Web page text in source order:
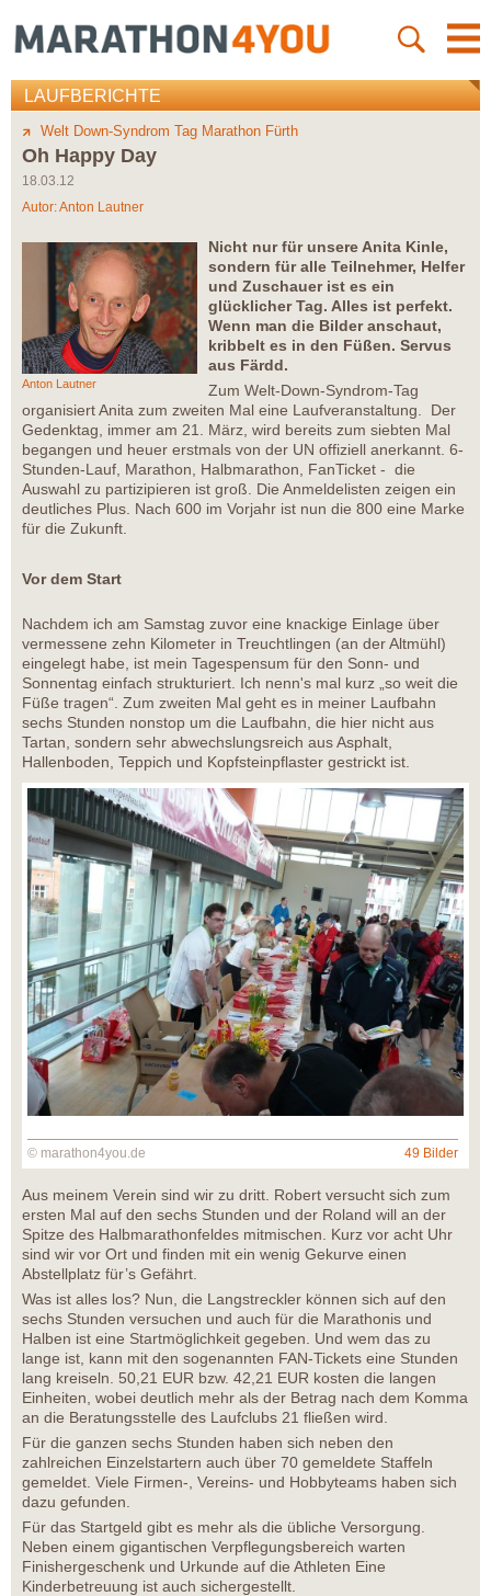
LAUFBERICHTE
Welt Down-Syndrom Tag Marathon Fürth
Oh Happy Day
18.03.12
Autor:Anton Lautner
Anton Lautner
Nicht nur für unsere Anita Kinle,
sondern für alle Teilnehmer, Helfer
und Zuschauer ist es ein
glücklicher Tag. Alles ist perfekt.
Wenn man die Bilder anschaut,
kribbelt es in den Füßen. Servus
aus Färdd.
Zum Welt-Down-Syndrom-Tag
organisiert Anita zum zweiten Mal eine Laufveranstaltung. Der
Gedenktag, immer am 21. März, wird bereits zum siebten Mal
begangen und heuer erstmals von der UN offiziell anerkannt. 6-
Stunden-Lauf, Marathon, Halbmarathon, FanTicket - die
Auswahl zu partizipieren ist groß. Die Anmeldelisten zeigen ein
deutliches Plus. Nach 600 im Vorjahr ist nun die 800 eine Marke
für die Zukunft.
Vor dem Start
Nachdem ich am Samstag zuvor eine knackige Einlage über
vermessene zehn Kilometer in Treuchtlingen (an der Altmühl)
eingelegt habe, ist mein Tagespensum für den Sonn- und
Sonnentag einfach strukturiert. Ich nenn's mal kurz „so weit die
Füße tragen“. Zum zweiten Mal geht es in meiner Laufbahn
sechs Stunden nonstop um die Laufbahn, die hier nicht aus
Tartan, sondern sehr abwechslungsreich aus Asphalt,
Hallenboden, Teppich und Kopfsteinpflaster gestrickt ist.
© marathon4you.de 49 Bilder
Aus meinem Verein sind wir zu dritt. Robert versucht sich zum
ersten Mal auf den sechs Stunden und der Roland will an der
Spitze des Halbmarathonfeldes mitmischen. Kurz vor acht Uhr
sind wir vor Ort und finden mit ein wenig Gekurve einen
Abstellplatz für’s Gefährt.
Was ist alles los? Nun, die Langstreckler können sich auf den
sechs Stunden versuchen und auch für die Marathonis und
Halben ist eine Startmöglichkeit gegeben. Und wem das zu
lange ist, kann mit den sogenannten FAN-Tickets eine Stunden
lang kreiseln. 50,21 EUR bzw. 42,21 EUR kosten die langen
Einheiten, wobei deutlich mehr als der Betrag nach dem Komma
an die Beratungsstelle des Laufclubs 21 fließen wird.
Für die ganzen sechs Stunden haben sich neben den
zahlreichen Einzelstartern auch über 70 gemeldete Staffeln
gemeldet. Viele Firmen-, Vereins- und Hobbyteams haben sich
dazu gefunden.
Für das Startgeld gibt es mehr als die übliche Versorgung.
Neben einem gigantischen Verpflegungsbereich warten
Finishergeschenk und Urkunde auf die Athleten Eine
Kinderbetreuung ist auch sichergestellt.